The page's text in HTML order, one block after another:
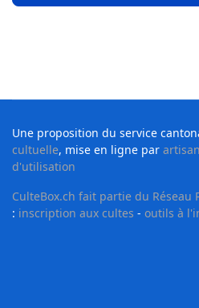
Une proposition du service
cultuelle, mise en ligne par
d'utilisation
CulteBox.ch fait partie du Réseau
: inscription aux cultes - outils à